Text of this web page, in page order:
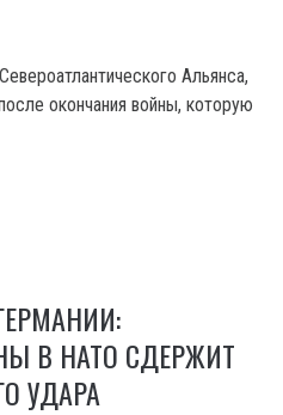
Альянса,
окончания войны, которую
В НАТО СДЕРЖИТ
УДАРА